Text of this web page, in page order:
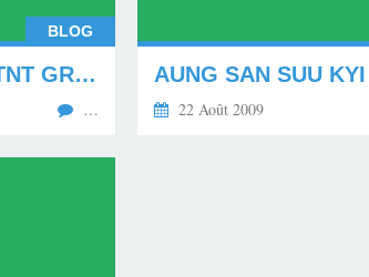
BLOG
L'ARRIVÉE DE LA TNT GRATUITE.
…
AUNG SAN SUU KYI
22 Août 2009